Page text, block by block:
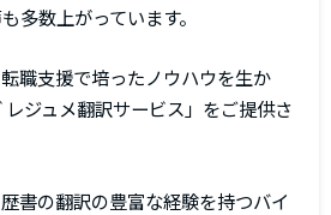
多数上がっています。
職支援で培ったノウハウを生か
ジュメ翻訳サービス」をご提供さ
書の翻訳の豊富な経験を持つバイ